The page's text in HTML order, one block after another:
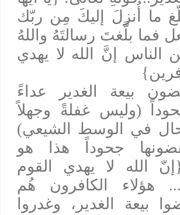
ما أُنزلَ إليكَ مِن ربّك
فما بلَّغتَ رسالتَهُ واللهُ
إنَّ الله لا يهدي
بيعة الغدير عداءً
(وليس غفلةً وجهلاً
في الوسط الشيعي)
جحوداً هذا هو
الله لا يهدي القوم
هؤلاء الكافرون هُم
بيعة الغدير، وغدروا